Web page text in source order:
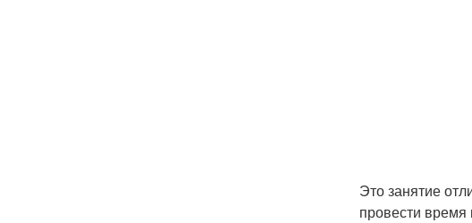
Это занятие
провести время